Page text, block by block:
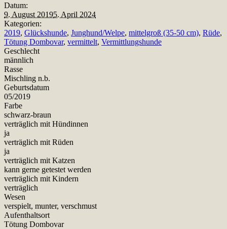
Datum:
9. August 20195. April 2024
Kategorien:
2019, Glückshunde, Junghund/Welpe, mittelgroß (35-50 cm), Rüde,
Tötung Dombovar, vermittelt, Vermittlungshunde
Geschlecht
männlich
Rasse
Mischling n.b.
Geburtsdatum
05/2019
Farbe
schwarz-braun
verträglich mit Hündinnen
ja
verträglich mit Rüden
ja
verträglich mit Katzen
kann gerne getestet werden
verträglich mit Kindern
verträglich
Wesen
verspielt, munter, verschmust
Aufenthaltsort
Tötung Dombovar